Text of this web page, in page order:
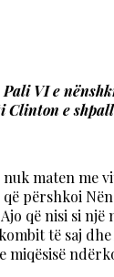
VI e
e
maten me
përshkoi
që nisi si
të saj
miqësisë